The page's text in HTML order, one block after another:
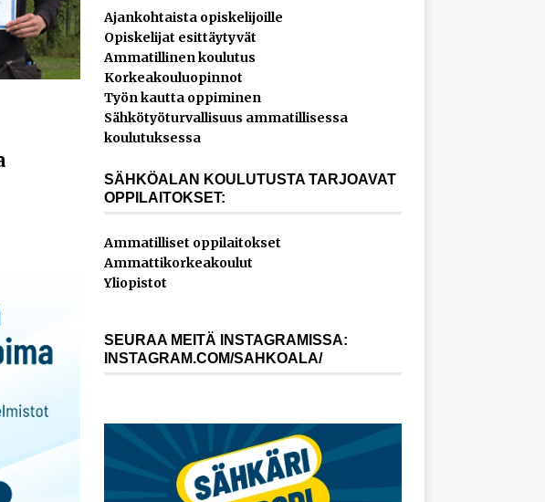
Ajankohtaista opiskelijoille
Opiskelijat esittäytyvät
Ammatillinen koulutus
Korkeakouluopinnot
Työn kautta oppiminen
Sähkötyöturvallisuus ammatillisessa
koulutuksessa
SÄHKÖALAN KOULUTUSTA TARJOAVAT
OPPILAITOKSET:
Ammatilliset oppilaitokset
Ammattikorkeakoulut
Yliopistot
SEURAA MEITÄ INSTAGRAMISSA:
INSTAGRAM.COM/SAHKOALA/